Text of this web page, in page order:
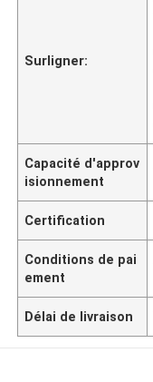
Surligner:
Capacité d'approv
isionnement
Certification
Conditions de pai
ement
Délai de livraison